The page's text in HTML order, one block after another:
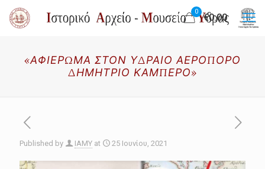
0
€0.00
«ΑΦΙΕΡΩΜΑ ΣΤΟΝ ΥΔΡΑΙΟ ΑΕΡΟΠΟΡΟ
ΔΗΜΗΤΡΙΟ ΚΑΜΠΕΡΟ»
Published by IAMY at 25 Ιουνίου, 2021